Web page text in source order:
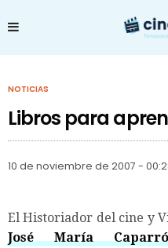
NOTICIAS
Libros para
10 de noviembre de 2007 -
El Historiador del cine y
José María